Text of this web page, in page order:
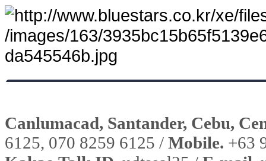
Canlumacad, Santander, Cebu,
6125, 070 8259 6125 / Mobile. +63